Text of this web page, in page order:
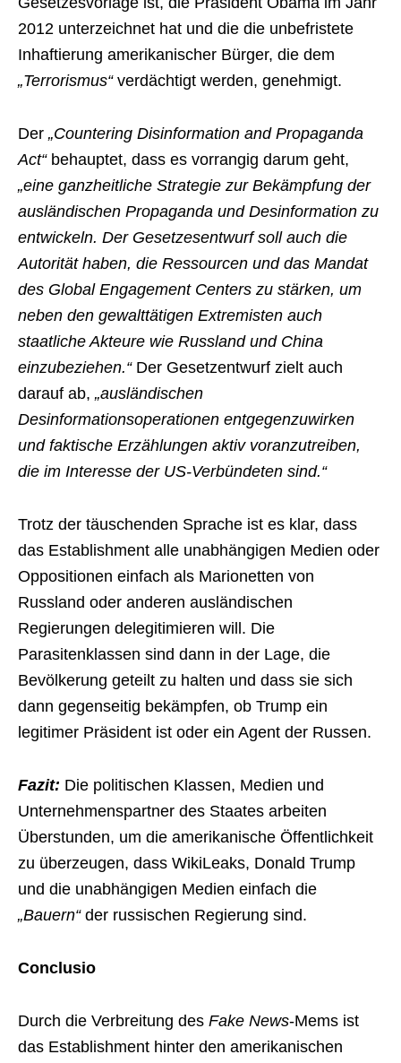
2012 unterzeichnet hat und die die unbefristete
Inhaftierung amerikanischer Bürger, die dem
„Terrorismus“verdächtigt werden, genehmigt.
Der „Countering Disinformation and Propaganda
Act“behauptet, dass es vorrangig darum geht,
„eine ganzheitliche Strategie zur Bekämpfung der
ausländischen Propaganda und Desinformation zu
entwickeln. Der Gesetzesentwurf soll auch die
Autorität haben, die Ressourcen und das Mandat
des Global Engagement Centers zu stärken, um
neben den gewalttätigen Extremisten auch
staatliche Akteure wie Russland und China
einzubeziehen.“Der Gesetzentwurf zielt auch
darauf ab, „ausländischen
Desinformationsoperationen entgegenzuwirken
und faktische Erzählungen aktiv voranzutreiben,
die im Interesse der US-Verbündeten sind.“
Trotz der täuschenden Sprache ist es klar, dass
das Establishment alle unabhängigen Medien oder
Oppositionen einfach als Marionetten von
Russland oder anderen ausländischen
Regierungen delegitimieren will. Die
Parasitenklassen sind dann in der Lage, die
Bevölkerung geteilt zu halten und dass sie sich
dann gegenseitig bekämpfen, ob Trump ein
legitimer Präsident ist oder ein Agent der Russen.
Fazit: Die politischen Klassen, Medien und
Unternehmenspartner des Staates arbeiten
Überstunden, um die amerikanische Öffentlichkeit
zu überzeugen, dass WikiLeaks, Donald Trump
und die unabhängigen Medien einfach die
„Bauern“der russischen Regierung sind.
Conclusio
Durch die Verbreitung des Fake News-Mems ist
das Establishment hinter den amerikanischen